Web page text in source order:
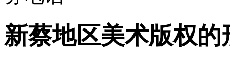
新蔡地区美术版权